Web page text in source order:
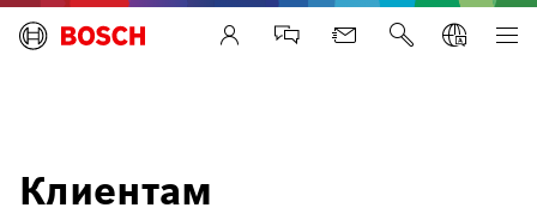
Life Safety Systems
Клиентам